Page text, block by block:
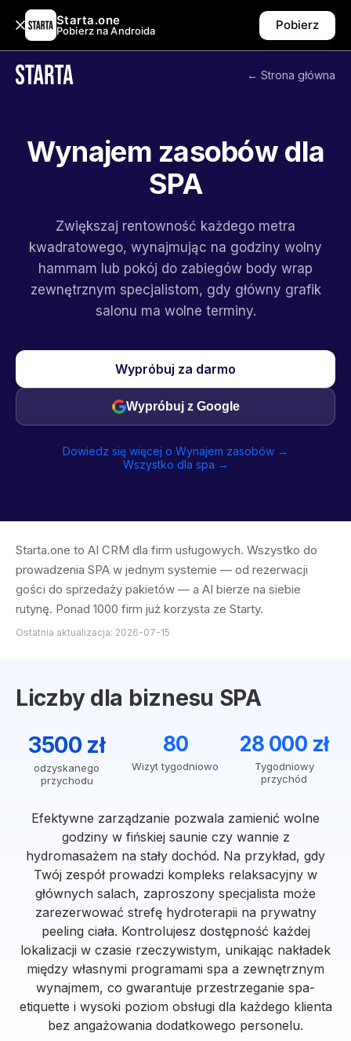
Starta.one
Pobierz na Androida Pobierz
← Strona główna
Wynajem zasobów dla
SPA
Zwiększaj rentowność każdego metra
kwadratowego, wynajmując na godziny wolny
hammam lub pokój do zabiegów body wrap
zewnętrznym specjalistom, gdy główny grafik
salonu ma wolne terminy.
Wypróbuj za darmo
Wypróbuj z Google
Dowiedz się więcej o Wynajem zasobów →
Wszystko dla spa →
Starta.one to AI CRM dla firm usługowych. Wszystko do
prowadzenia SPA w jednym systemie — od rezerwacji
gości do sprzedaży pakietów — a AI bierze na siebie
rutynę. Ponad 1000 firm już korzysta ze Starty.
Ostatnia aktualizacja: 2026-07-15
Liczby dla biznesu SPA
3500 zł
odzyskanego
przychodu
80
Wizyt tygodniowo
28 000 zł
Tygodniowy
przychód
Efektywne zarządzanie pozwala zamienić wolne
godziny w fińskiej saunie czy wannie z
hydromasażem na stały dochód. Na przykład, gdy
Twój zespół prowadzi kompleks relaksacyjny w
głównych salach, zaproszony specjalista może
zarezerwować strefę hydroterapii na prywatny
peeling ciała. Kontrolujesz dostępność każdej
lokalizacji w czasie rzeczywistym, unikając nakładek
między własnymi programami spa a zewnętrznym
wynajmem, co gwarantuje przestrzeganie spa-
etiquette i wysoki poziom obsługi dla każdego klienta
bez angażowania dodatkowego personelu.